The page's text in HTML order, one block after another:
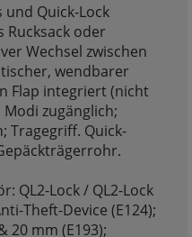
und Quick-Lock
Rucksack oder
Wechsel zwischen
wendbarer
Flap integriert (nicht
zugänglich;
Tragegriff. Quick-
QL2-Lock / QL2-Lock
Theft-Device (E124);
20 mm (E193);